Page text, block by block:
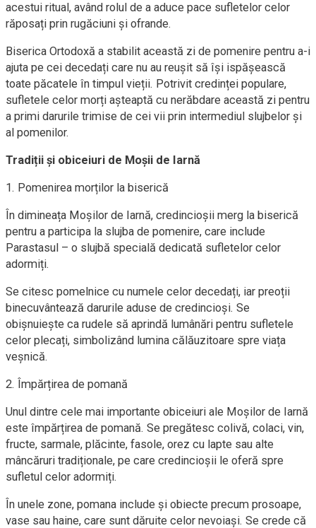
acestui ritual, având rolul de a aduce pace sufletelor celor
răposați prin rugăciuni și ofrande.
Biserica Ortodoxă a stabilit această zi de pomenire pentru a-i
ajuta pe cei decedați care nu au reușit să își ispășească
toate păcatele în timpul vieții. Potrivit credinței populare,
sufletele celor morți așteaptă cu nerăbdare această zi pentru
a primi darurile trimise de cei vii prin intermediul slujbelor și
al pomenilor.
Tradiții și obiceiuri de Moșii de Iarnă
1. Pomenirea morților la biserică
În dimineața Moșilor de Iarnă, credincioșii merg la biserică
pentru a participa la slujba de pomenire, care include
Parastasul – o slujbă specială dedicată sufletelor celor
adormiți.
Se citesc pomelnice cu numele celor decedați, iar preoții
binecuvântează darurile aduse de credincioși. Se
obișnuiește ca rudele să aprindă lumânări pentru sufletele
celor plecați, simbolizând lumina călăuzitoare spre viața
veșnică.
2. Împărțirea de pomană
Unul dintre cele mai importante obiceiuri ale Moșilor de Iarnă
este împărțirea de pomană. Se pregătesc colivă, colaci, vin,
fructe, sarmale, plăcinte, fasole, orez cu lapte sau alte
mâncăruri tradiționale, pe care credincioșii le oferă spre
sufletul celor adormiți.
În unele zone, pomana include și obiecte precum prosoape,
vase sau haine, care sunt dăruite celor nevoiași. Se crede că